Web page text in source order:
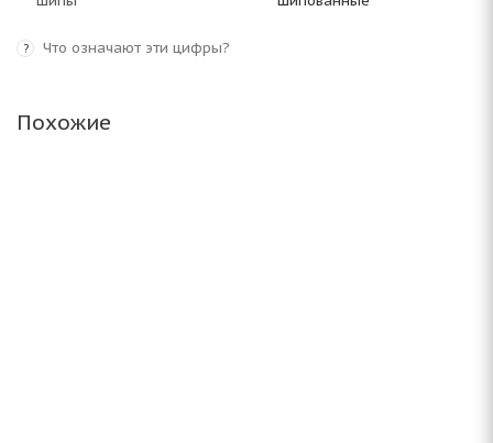
? Что означают эти цифры?
Похожие